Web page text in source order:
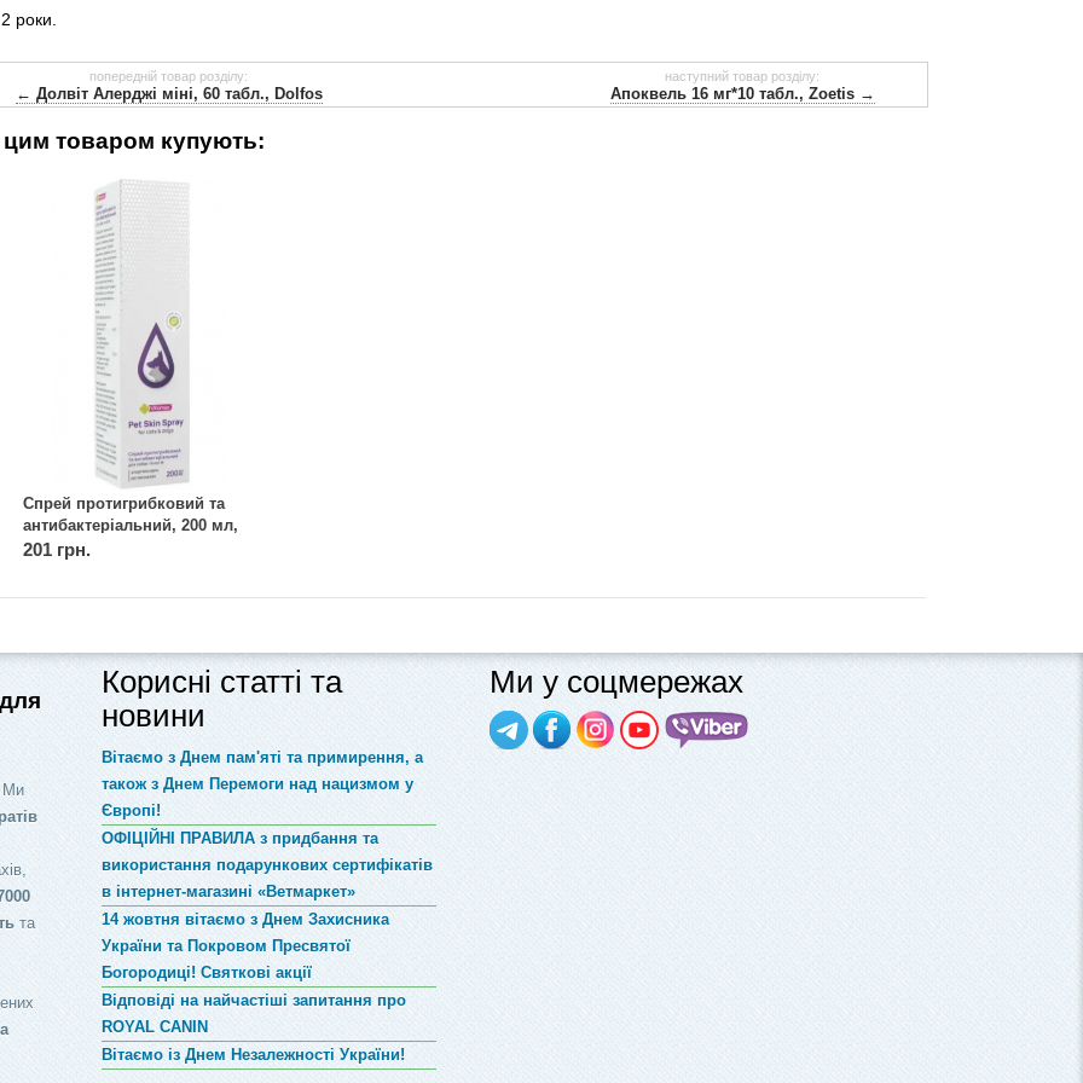
2 роки.
попередній товар розділу:
← Долвіт Алерджі міні, 60 табл., Dolfos
наступний товар розділу:
Апоквель 16 мг*10 табл., Zoetis →
товаром купують:
Спрей протигрибковий та
антибактеріальний, 200 мл,
Vitomax
201 грн.
та
Корисні статті та
новини
Вітаємо з Днем пам'яті та примирення, а
також з Днем Перемоги над нацизмом у
Європі!
ОФІЦІЙНІ ПРАВИЛА з придбання та
використання подарункових сертифікатів
в інтернет-магазині «Ветмаркет»
14 жовтня вітаємо з Днем Захисника
України та Покровом Пресвятої
Богородиці! Святкові акції
Відповіді на найчастіші запитання про
ROYAL CANIN
Вітаємо із Днем Незалежності України!
Ми у соцмережах